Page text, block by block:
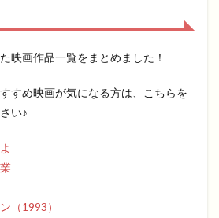
映画作品一覧をまとめました！
すめ映画が気になる方は、こちらを
い♪
（1993）